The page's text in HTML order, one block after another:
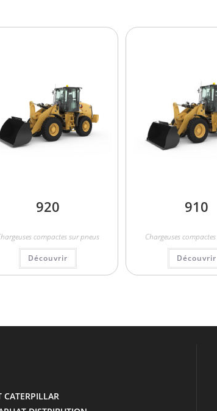
920
compactes sur pneus
Découvrir
910
Chargeuses
Découvrir